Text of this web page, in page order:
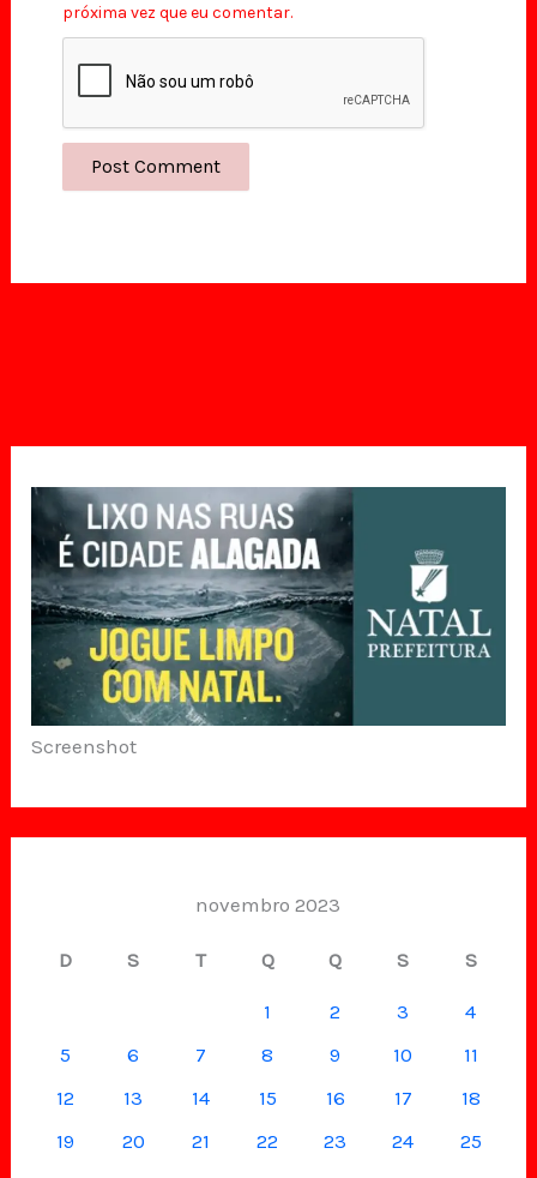
Screenshot
novembro 2023
D S T Q Q S S
1 2 3
4
5
6 7 8 9 10
11
12
13 14 15 16 17
18
19
20 21 22 23 24
25
próxima vez que eu comentar.